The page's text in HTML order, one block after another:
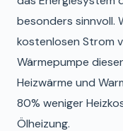
besonders sinnvoll.
kostenlosen Strom
Wärmepumpe
Heizwärme und
80% weniger
Ölheizung.